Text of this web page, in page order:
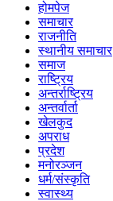
होमपेज
समाचार
राजनीति
स्थानीय समाचार
समाज
राष्ट्रिय
अन्तर्राष्ट्रिय
अन्तर्वार्ता
खेलकुद
अपराध
प्रदेश
मनोरञ्जन
धर्म/संस्कृति
स्वास्थ्य